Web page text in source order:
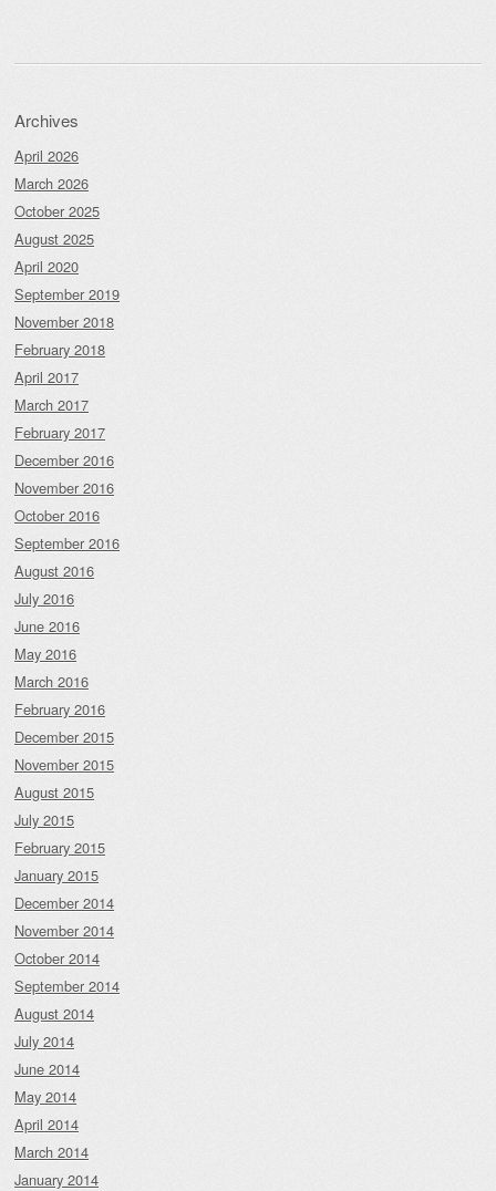
for:
Archives
April 2026
March 2026
October 2025
August 2025
April 2020
September 2019
November 2018
February 2018
April 2017
March 2017
February 2017
December 2016
November 2016
October 2016
September 2016
August 2016
July 2016
June 2016
May 2016
March 2016
February 2016
December 2015
November 2015
August 2015
July 2015
February 2015
January 2015
December 2014
November 2014
October 2014
September 2014
August 2014
July 2014
June 2014
May 2014
April 2014
March 2014
January 2014